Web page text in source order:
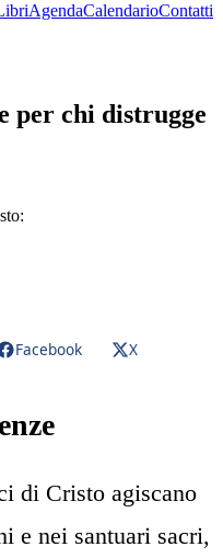
AgendaCalendarioContatti
per chi distrugge
Facebook
X
di Cristo agiscano
e nei santuari sacri,